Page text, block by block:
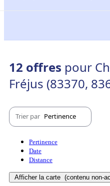
12 offres pour
Fréjus (83370,
Trier par Pertinence
Pertinence
Date
Distance
Afficher la carte (contenu non-